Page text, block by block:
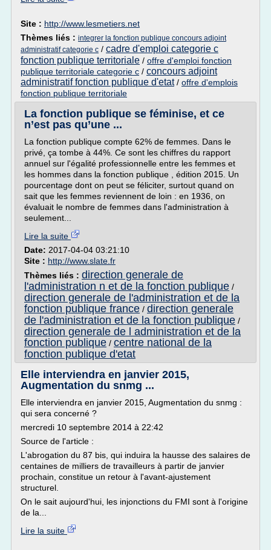
Site : http://www.lesmetiers.net
Thèmes liés : integrer la fonction publique concours adjoint
administratif categorie c / cadre d'emploi categorie c
fonction publique territoriale / offre d'emploi fonction
publique territoriale categorie c / concours adjoint
administratif fonction publique d'etat/ offre d'emplois
fonction publique territoriale
La fonction publique se féminise, et ce
n’est pas qu’une ...
La fonction publique compte 62% de femmes. Dans le
privé, ça tombe à 44%. Ce sont les chiffres du rapport
annuel sur l'égalité professionnelle entre les femmes et
les hommes dans la fonction publique , édition 2015. Un
pourcentage dont on peut se féliciter, surtout quand on
sait que les femmes reviennent de loin : en 1936, on
évaluait le nombre de femmes dans l'administration à
seulement...
Lire la suite
Date: 2017-04-04 03:21:10
Site : http://www.slate.fr
Thèmes liés : direction generale de
l'administration n et de la fonction publique /
direction generale de l'administration et de la
fonction publique france / direction generale
de l'administration et de la fonction publique /
direction generale de l administration et de la
fonction publique / centre national de la
fonction publique d'etat
Elle interviendra en janvier 2015,
Augmentation du snmg ...
Elle interviendra en janvier 2015, Augmentation du snmg :
qui sera concerné ?
mercredi 10 septembre 2014 à 22:42
Source de l'article :
L'abrogation du 87 bis, qui induira la hausse des salaires de
centaines de milliers de travailleurs à partir de janvier
prochain, constitue un retour à l'avant-ajustement
structurel.
On le sait aujourd'hui, les injonctions du FMI sont à l'origine
de la...
Lire la suite